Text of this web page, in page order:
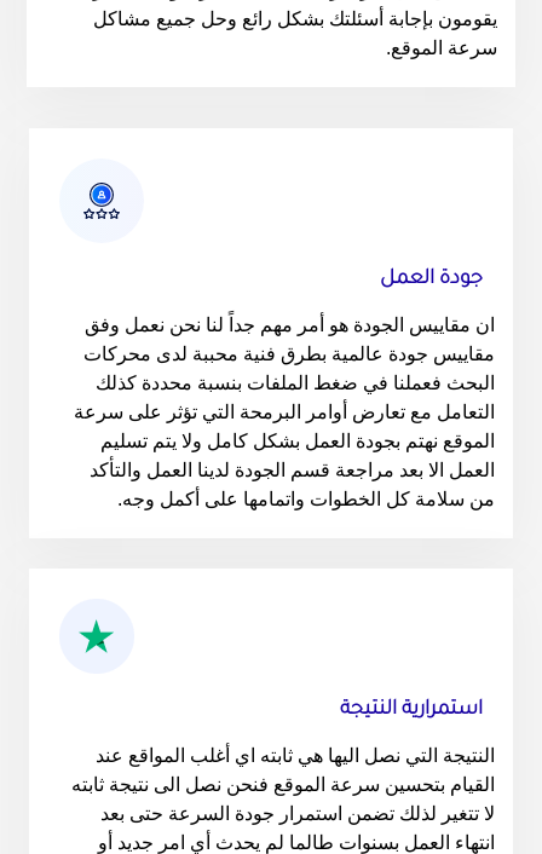
يقومون بإجابة أسئلتك بشكل رائع وحل جميع مشاكل
سرعة الموقع.
جودة العمل
ان مقاييس الجودة هو أمر مهم جداً لنا نحن نعمل وفق
مقاييس جودة عالمية بطرق فنية محببة لدى محركات
البحث فعملنا في ضغط الملفات بنسبة محددة كذلك
التعامل مع تعارض أوامر البرمحة التي تؤثر على سرعة
الموقع نهتم بجودة العمل بشكل كامل ولا يتم تسليم
العمل الا بعد مراجعة قسم الجودة لدينا العمل والتأكد
من سلامة كل الخطوات واتمامها على أكمل وجه.
استمرارية النتيجة
النتيجة التي نصل اليها هي ثابته اي أغلب المواقع عند
القيام بتحسين سرعة الموقع فنحن نصل الى نتيجة ثابته
لا تتغير لذلك تضمن استمرار جودة السرعة حتى بعد
انتهاء العمل بسنوات طالما لم يحدث أي امر جديد أو